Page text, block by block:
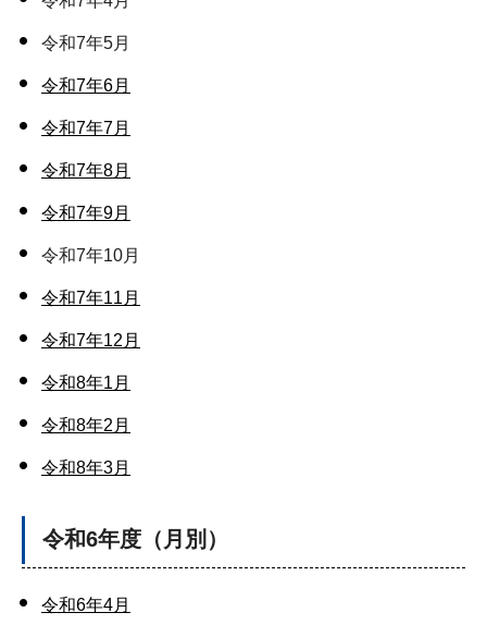
令和7年5月
令和7年6月
令和7年7月
令和7年8月
令和7年9月
令和7年10月
令和7年11月
令和7年12月
令和8年1月
令和8年2月
令和8年3月
令和6年度（月別）
令和6年4月